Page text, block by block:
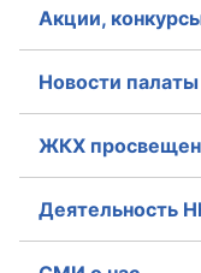
Акции,
Новости палаты
ЖКХ
Деятельность